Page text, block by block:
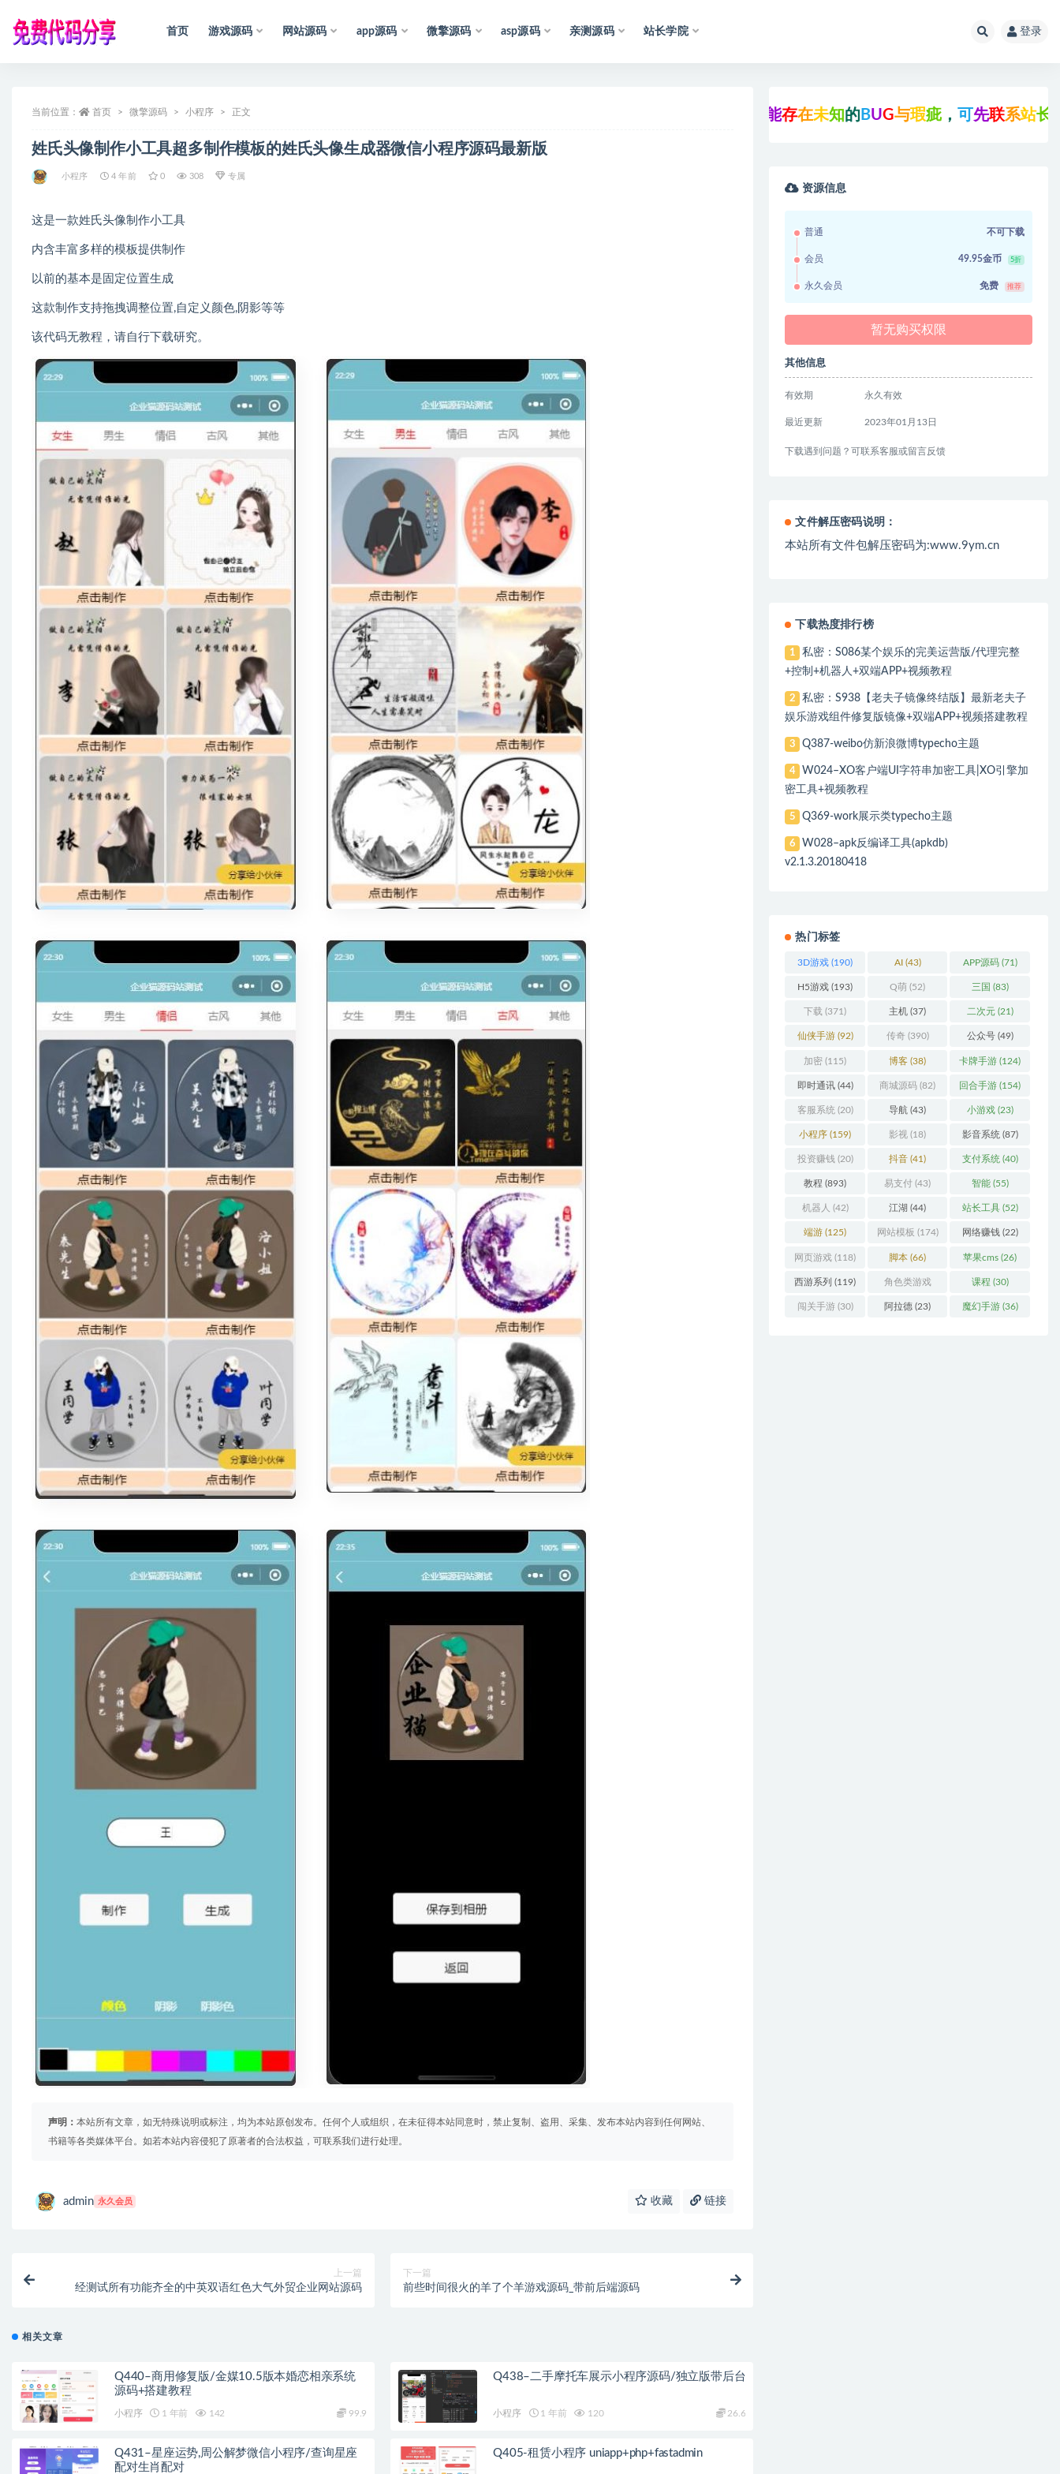
首页 游戏源码 网站源码 app源码 微擎源码 asp源码 亲测源码 站长学院 登录
当前位置： 首页 微擎源码 小程序 正文
姓氏头像制作小工具超多制作模板的姓氏头像生成器微信小程序源码最新版
小程序 4 年前 0 308 专属
这是一款姓氏头像制作小工具
内含丰富多样的模板提供制作
以前的基本是固定位置生成
这款制作支持拖拽调整位置,自定义颜色,阴影等等
该代码无教程，请自行下载研究。
声明： 本站所有文章，如无特殊说明或标注，均为本站原创发布。任何个人或组织，在未征得本站同意时，禁止复制、盗用、采集、发布本站内容到任何网站、
书籍等各类媒体平台。如若本站内容侵犯了原著者的合法权益，可联系我们进行处理。
admin 永久会员 收藏 链接
上一篇
经测试所有功能齐全的中英双语红色大气外贸企业网站源码
下一篇
前些时间很火的羊了个羊游戏源码_带前后端源码
相关文章
Q440–商用修复版/金媒10.5版本婚恋相亲系统
源码+搭建教程
小程序 1 年前 142 99.9
Q438–二手摩托车展示小程序源码/独立版带后台
小程序 1 年前 120 26.6
Q431–星座运势,周公解梦微信小程序/查询星座
配对生肖配对
Q405-租赁小程序 uniapp+php+fastadmin
知的BUG与 瑕 疵，可先联系 站 长咨询后再
资源信息
普通 不可下载
会员 49.95金币 5折
永久会员 免费 推荐
暂无购买权限
其他信息
有效期 永久有效
最近更新 2023年01月13日
下载遇到问题？可联系客服或留言反馈
文件解压密码说明：
本站所有文件包解压密码为:www.9ym.cn
下载热度排行榜
1
私密：S086某个娱乐的完美运营版/代理完整
+控制+机器人+双端APP+视频教程
2
私密：S938【老夫子镜像终结版】最新老夫子
娱乐游戏组件修复版镜像+双端APP+视频搭建教程
3 Q387-weibo仿新浪微博typecho主题
4
W024–XO客户端UI字符串加密工具|XO引擎加
密工具+视频教程
5 Q369-work展示类typecho主题
6
W028–apk反编译工具(apkdb)
v2.1.3.20180418
热门标签
3D游戏 (190) AI(43) APP源码(71)
H5游戏 (193) Q萌 (52) 三国 (83)
下载 (371) 主机 (37) 二次元(21)
仙侠手游(92) 传奇(390) 公众号(49)
加密 (115) 博客 (38) 卡牌手游 (124)
即时通讯(44) 商城源码 (82) 回合手游 (154)
客服系统 (20) 导航 (43) 小游戏(23)
小程序 (159) 影视 (18) 影音系统 (87)
投资赚钱 (20) 抖音 (41) 支付系统 (40)
教程 (893) 易支付 (43) 智能(55)
机器人 (42) 江湖 (44) 站长工具(52)
端游 (125) 网站模板 (174) 网络赚钱(22)
网页游戏 (118) 脚本 (66) 苹果cms (26)
西游系列 (119) 角色类游戏
(306)
课程 (30)
闯关手游(30) 阿拉德 (23) 魔幻手游(36)